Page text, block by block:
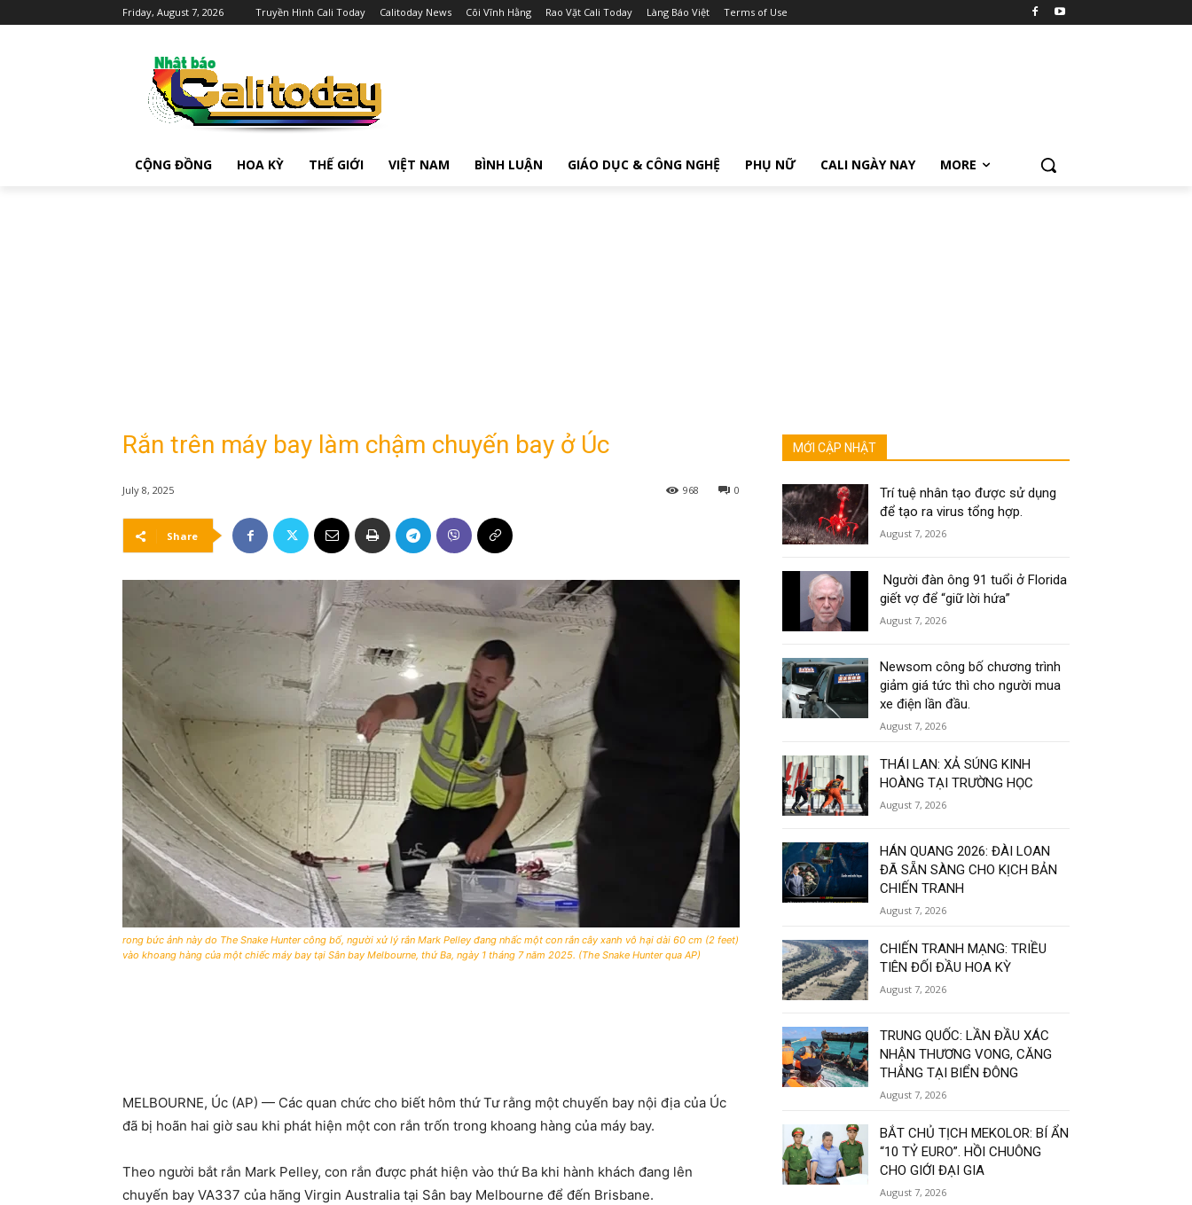
Friday, August 7, 2026 Truyền Hình Cali Today Calitoday News Cõi Vĩnh Hằng Rao Vặt Cali Today Làng Báo Việt Terms of Use
CỘNG ĐỒNG HOA KỲ THẾ GIỚI VIỆT NAM BÌNH LUẬN GIÁO DỤC & CÔNG NGHỆ PHỤ NỮ CALI NGÀY NAY MORE
Rắn trên máy bay làm chậm chuyến bay ở Úc
July 8, 2025 0
968
Share
rong bức ảnh này do The Snake Hunter công bố, người xử lý rắn Mark Pelley đang nhấc một con rắn cây xanh vô hại dài 60 cm (2 feet)
vào khoang hàng của một chiếc máy bay tại Sân bay Melbourne, thứ Ba, ngày 1 tháng 7 năm 2025. (The Snake Hunter qua AP)
MELBOURNE, Úc (AP) — Các quan chức cho biết hôm thứ Tư rằng một chuyến bay nội địa của Úc
đã bị hoãn hai giờ sau khi phát hiện một con rắn trốn trong khoang hàng của máy bay.
Theo người bắt rắn Mark Pelley, con rắn được phát hiện vào thứ Ba khi hành khách đang lên
chuyến bay VA337 của hãng Virgin Australia tại Sân bay Melbourne để đến Brisbane.
MỚI CẬP NHẬT
Trí tuệ nhân tạo được sử dụng
để tạo ra virus tổng hợp.
August 7, 2026
Người đàn ông 91 tuổi ở Florida
giết vợ để “giữ lời hứa”
August 7, 2026
Newsom công bố chương trình
giảm giá tức thì cho người mua
xe điện lần đầu.
August 7, 2026
THÁI LAN: XẢ SÚNG KINH
HOÀNG TẠI TRƯỜNG HỌC
August 7, 2026
HÁN QUANG 2026: ĐÀI LOAN
ĐÃ SẴN SÀNG CHO KỊCH BẢN
CHIẾN TRANH
August 7, 2026
CHIẾN TRANH MẠNG: TRIỀU
TIÊN ĐỐI ĐẦU HOA KỲ
August 7, 2026
TRUNG QUỐC: LẦN ĐẦU XÁC
NHẬN THƯƠNG VONG, CĂNG
THẲNG TẠI BIỂN ĐÔNG
August 7, 2026
BẮT CHỦ TỊCH MEKOLOR: BÍ ẨN
“10 TỶ EURO”. HỒI CHUÔNG
CHO GIỚI ĐẠI GIA
August 7, 2026